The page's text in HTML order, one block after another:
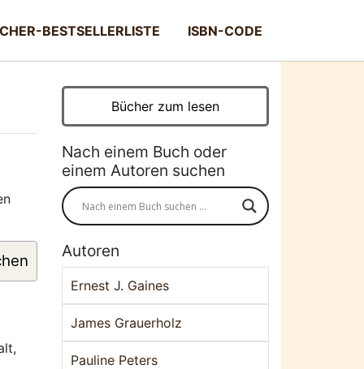
BESTSELLERLISTE ISBN-CODE
Bücher zum lesen
Nach einem Buch oder
einem Autoren suchen
Autoren
Ernest J. Gaines
James Grauerholz
Pauline Peters